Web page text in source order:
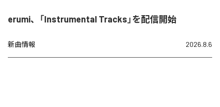
erumi、「Instrumental Tracks」を配信開始
新曲情報 2026.8.6